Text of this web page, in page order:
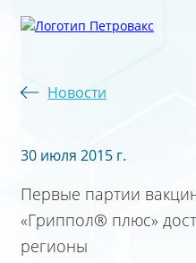
Новости
30 июля 2015 г.
Первые партии
«Гриппол® плюс»
регионы